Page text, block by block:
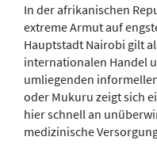
In der afrikanischen
extreme Armut auf
Hauptstadt Nairobi gilt
internationalen Handel
umliegenden
oder Mukuru zeigt sich
hier schnell an
medizinische